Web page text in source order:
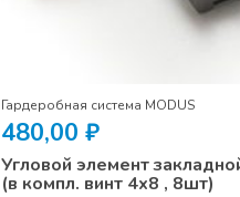
Гардеробная система MODUS
480,00 ₽
Угловой элемент
(в компл. винт 4х8 , 8шт)